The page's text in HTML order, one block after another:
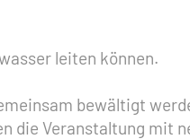
leiten können.
bewältigt
die Veranstaltung mit